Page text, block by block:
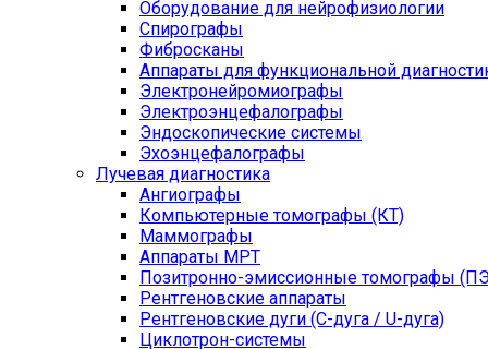
Оборудование для нейрофизиологии
Спирографы
Фибросканы
Аппараты для функциональной
Электронейромиографы
Электроэнцефалографы
Эндоскопические системы
Эхоэнцефалографы
Лучевая диагностика
Ангиографы
Компьютерные томографы (КТ)
Маммографы
Аппараты МРТ
Позитронно-эмиссионные томографы
Рентгеновские аппараты
Рентгеновские дуги (С-дуга / U-дуга)
Циклотрон-системы